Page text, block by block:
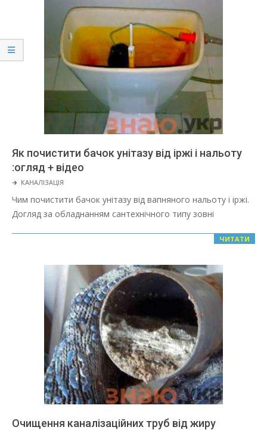
Як почистити бачок унітазу від іржі і нальоту
:огляд + відео
2022-
03-
08
🡲 КАНАЛІЗАЦІЯ
Чим почистити бачок унітазу від вапняного нальоту і іржі.
Догляд за обладнанням сантехнічного типу зовні
ЧИТАТИ
Очищення каналізаційних труб від жиру